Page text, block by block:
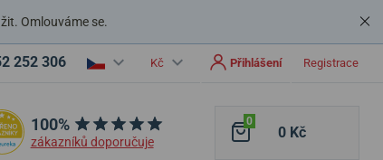
Omlouváme se.
252 306 Kč Přihlášení Registrace
100%
zákazníků doporučuje
0
0 Kč